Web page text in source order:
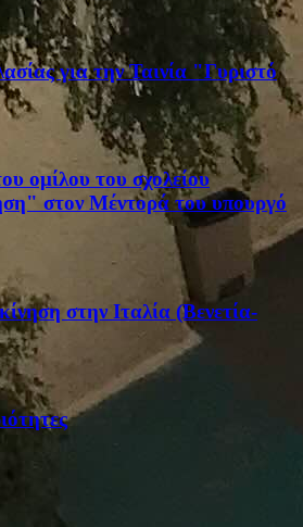
για την Ταινία "Γυριστό
ομίλου του σχολείου
στον Μέντορά του υπουργό
στην Ιταλία (Βενετία-